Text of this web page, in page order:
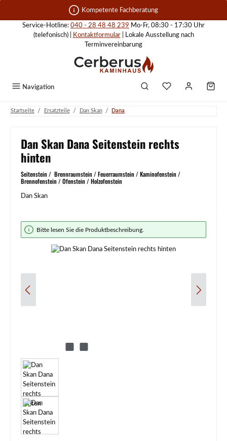
Zum Hauptinhalt springen Kompetente Fachberatung
Service-Hotline: 040 - 28 48 48 239 Mo-Fr, 08:30 - 17:30 Uhr
(telefonisch) |
Kontaktformular| Lokale Ausstellung nach
Terminvereinbarung
Navigation
Startseite / Ersatzteile / Dan Skan / Dana
Dan Skan Dana Seitenstein rechts
hinten
Seitenstein / Brennraumstein / Feuerraumstein / Kaminofenstein /
Brennofenstein / Ofenstein / Holzofenstein
Dan Skan
Bildergalerie überspringen
Bitte lesen Sie die Produktbeschreibung.